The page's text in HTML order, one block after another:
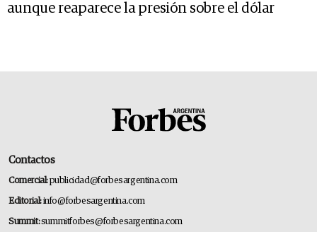
aunque reaparece la presión sobre el dólar
Contactos
Comercial:publicidad@forbesargentina.com
Editorial:info@forbesargentina.com
Summit:summitforbes@forbesargentina.com